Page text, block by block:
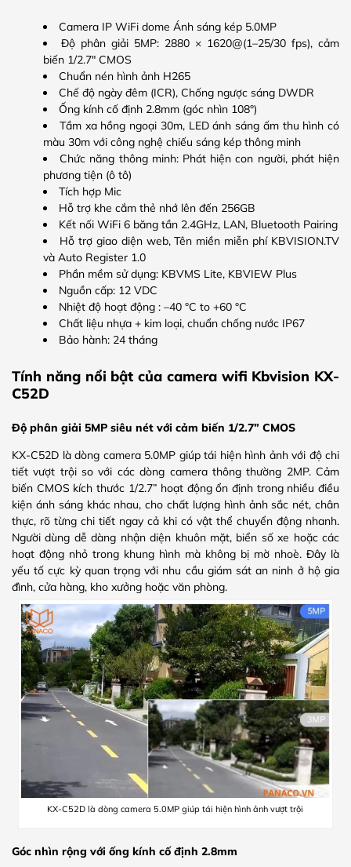
Camera IP WiFi dome Ánh sáng kép 5.0MP
Độ phân giải 5MP: 2880 × 1620@(1–25/30 fps), cảm
biến 1/2.7″ CMOS
Chuẩn nén hình ảnh H265
Chế độ ngày đêm (ICR), Chống ngược sáng DWDR
Ống kính cố định 2.8mm (góc nhìn 108°)
Tầm xa hồng ngoại 30m, LED ánh sáng ấm thu hình có
màu 30m với công nghệ chiếu sáng kép thông minh
Chức năng thông minh: Phát hiện con người, phát hiện
phương tiện (ô tô)
Tích hợp Mic
Hỗ trợ khe cắm thẻ nhớ lên đến 256GB
Kết nối WiFi 6 băng tần 2.4GHz, LAN, Bluetooth Pairing
Hỗ trợ giao diện web, Tên miền miễn phí KBVISION.TV
và Auto Register 1.0
Phần mềm sử dụng: KBVMS Lite, KBVIEW Plus
Nguồn cấp: 12 VDC
Nhiệt độ hoạt động : –40 °C to +60 °C
Chất liệu nhựa + kim loại, chuẩn chống nước IP67
Bảo hành: 24 tháng
Tính năng nổi bật của camera wifi Kbvision KX-
C52D
Độ phân giải 5MP siêu nét với cảm biến 1/2.7” CMOS
KX-C52D là dòng camera 5.0MP giúp tái hiện hình ảnh với độ chi
tiết vượt trội so với các dòng camera thông thường 2MP. Cảm
biến CMOS kích thước 1/2.7” hoạt động ổn định trong nhiều điều
kiện ánh sáng khác nhau, cho chất lượng hình ảnh sắc nét, chân
thực, rõ từng chi tiết ngay cả khi có vật thể chuyển động nhanh.
Người dùng dễ dàng nhận diện khuôn mặt, biển số xe hoặc các
hoạt động nhỏ trong khung hình mà không bị mờ nhoè. Đây là
yếu tố cực kỳ quan trọng với nhu cầu giám sát an ninh ở hộ gia
đình, cửa hàng, kho xưởng hoặc văn phòng.
KX-C52D là dòng camera 5.0MP giúp tái hiện hình ảnh vượt trội
Góc nhìn rộng với ống kính cố định 2.8mm